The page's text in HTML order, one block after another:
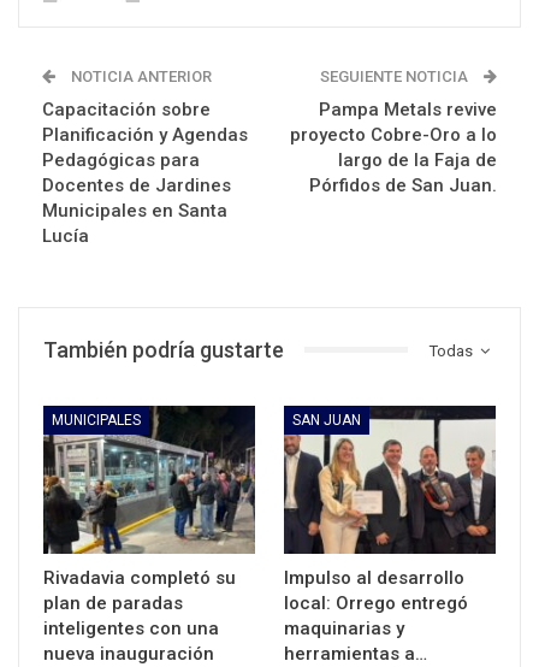
NOTICIA ANTERIOR
Capacitación sobre
Planificación y Agendas
Pedagógicas para
Docentes de Jardines
Municipales en Santa
Lucía
SEGUIENTE NOTICIA
Pampa Metals revive
proyecto Cobre-Oro a lo
largo de la Faja de
Pórfidos de San Juan.
Todas
También podría gustarte
MUNICIPALES
Rivadavia completó su
plan de paradas
inteligentes con una
nueva inauguración
SAN JUAN
Impulso al desarrollo
local: Orrego entregó
maquinarias y
herramientas a…